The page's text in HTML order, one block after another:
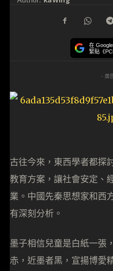
在 Google
緊貼《
- 廣
古往今來，東西學者都探
教育方案，讓社會安定、
業。中國先秦思想家和西
有深刻分析。
墨子相信兒童是白紙一張
赤，近墨者黑，宣揚博愛